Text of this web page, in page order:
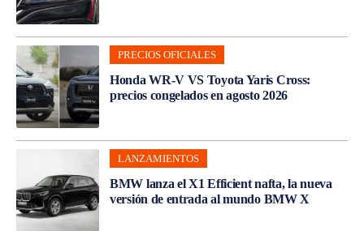
PRECIOS OFICIALES
Honda WR-V VS Toyota Yaris Cross:
precios congelados en agosto 2026
LANZAMIENTOS
BMW lanza el X1 Efficient nafta, la nueva
versión de entrada al mundo BMW X